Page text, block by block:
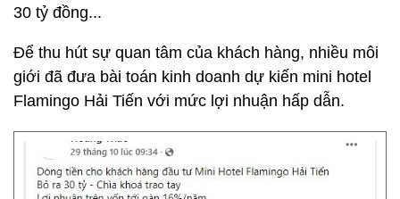
30 tỷ đồng...
Để thu hút sự quan tâm của khách hàng, nhiều môi
giới đã đưa bài toán kinh doanh dự kiến mini hotel
Flamingo Hải Tiến với mức lợi nhuận hấp dẫn.